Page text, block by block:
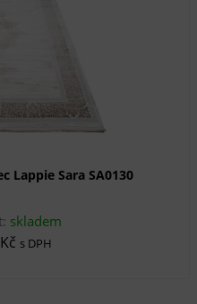
Lappie Sara SA0130
skladem
s DPH